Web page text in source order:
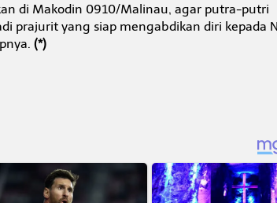
di Makodin 0910/Malinau, agar putra-putri
prajurit yang siap mengabdikan diri kepada
(*)